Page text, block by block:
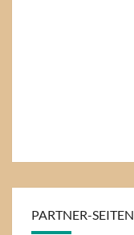
PARTNER-SEITEN